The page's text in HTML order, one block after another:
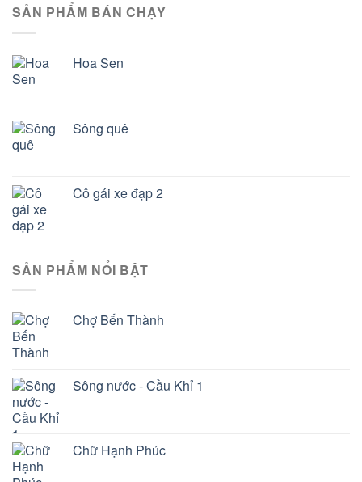
SẢN PHẨM BÁN CHẠY
Hoa Sen
Sông quê
Cô gái xe đạp 2
SẢN PHẨM NỔI BẬT
Chợ Bến Thành
Sông nước - Cầu Khỉ 1
Chữ Hạnh Phúc